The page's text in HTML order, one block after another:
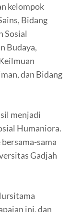
kelompok
Bidang
Sosial
Budaya,
dan Bidang
menjadi
Humaniora.
sama
Gadjah
ini, dan